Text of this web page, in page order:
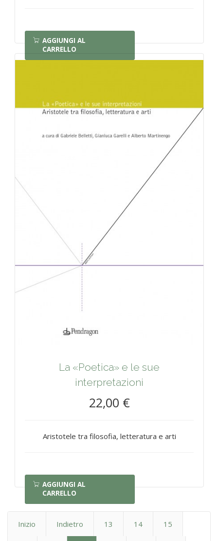
AGGIUNGI AL
CARRELLO
La «Poetica» e le sue
interpretazioni
22,00 €
Aristotele tra filosofia, letteratura e arti
AGGIUNGI AL
CARRELLO
Inizio Indietro 13 14 15